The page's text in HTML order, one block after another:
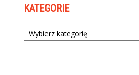
KATEGORIE
Kategorie